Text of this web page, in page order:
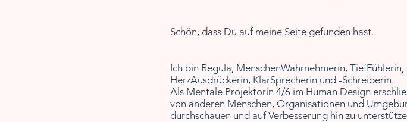
Schön, dass Du auf meine Seite gefunden hast.
Ich bin Regula, MenschenWahrnehmerin, TiefFühlerin,
HerzAusdrückerin, KlarSprecherin und -Schreiberin.
Als Mentale Projektorin 4/6 im Human Design
von anderen Menschen, Organisationen und
durchschauen und auf Verbesserung hin zu